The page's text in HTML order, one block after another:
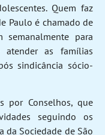
Quem faz
Paulo é chamado de
semanalmente para
as famílias
sindicância sócio-
por Conselhos, que
seguindo os
da Sociedade de São